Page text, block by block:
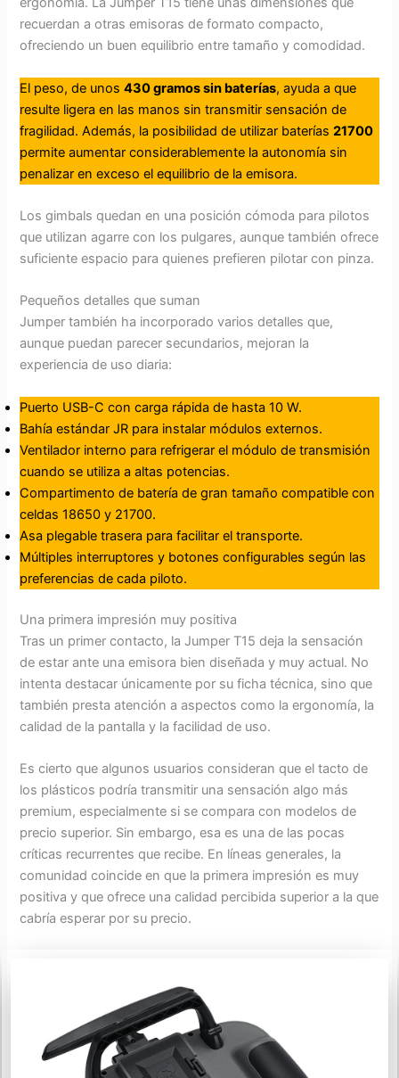
recuerdan a otras emisoras de formato compacto,
ofreciendo un buen equilibrio entre tamaño y comodidad.
El peso, de unos430 gramos sin baterías, ayuda a que
resulte ligera en las manos sin transmitir sensación de
fragilidad. Además, la posibilidad de utilizar baterías21700
permite aumentar considerablemente la autonomía sin
penalizar en exceso el equilibrio de la emisora.
Los gimbals quedan en una posición cómoda para pilotos
que utilizan agarre con los pulgares, aunque también ofrece
suficiente espacio para quienes prefieren pilotar con pinza.
Pequeños detalles que suman
Jumper también ha incorporado varios detalles que,
aunque puedan parecer secundarios, mejoran la
experiencia de uso diaria:
Puerto USB-C con carga rápida de hasta 10 W.
Bahía estándar JR para instalar módulos externos.
Ventilador interno para refrigerar el módulo de transmisión
cuando se utiliza a altas potencias.
Compartimento de batería de gran tamaño compatible con
celdas 18650 y 21700.
Asa plegable trasera para facilitar el transporte.
Múltiples interruptores y botones configurables según las
preferencias de cada piloto.
Una primera impresión muy positiva
Tras un primer contacto, la Jumper T15 deja la sensación
de estar ante una emisora bien diseñada y muy actual. No
intenta destacar únicamente por su ficha técnica, sino que
también presta atención a aspectos como la ergonomía, la
calidad de la pantalla y la facilidad de uso.
Es cierto que algunos usuarios consideran que el tacto de
los plásticos podría transmitir una sensación algo más
premium, especialmente si se compara con modelos de
precio superior. Sin embargo, esa es una de las pocas
críticas recurrentes que recibe. En líneas generales, la
comunidad coincide en que la primera impresión es muy
positiva y que ofrece una calidad percibida superior a la que
cabría esperar por su precio.